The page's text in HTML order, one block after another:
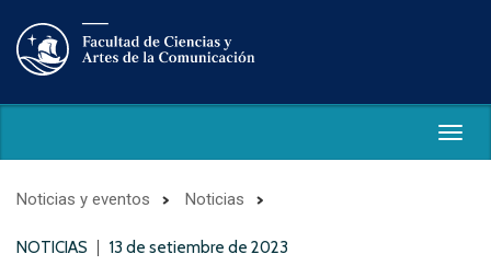
Noticias y eventos Noticias
NOTICIAS 13 de setiembre de 2023